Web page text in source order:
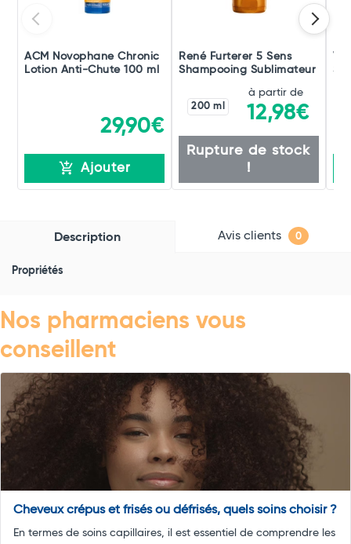
ACM Novophane Chronic
Lotion Anti-Chute 100 ml
29,90€
Ajouter
René Furterer 5 Sens
Shampooing Sublimateur
200 ml
à partir de
12,98€
Rupture de stock
!
Description Avis clients 0
Propriétés
Nos pharmaciens vous
conseillent
Cheveux crépus et frisés ou défrisés, quels soins choisir ?
En termes de soins capillaires, il est essentiel de comprendre les